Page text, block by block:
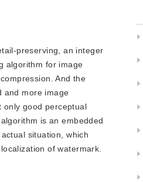
preserving, an integer
algorithm for image
And the
and more image
only good perceptual
is an embedded
situation, which
of watermark.